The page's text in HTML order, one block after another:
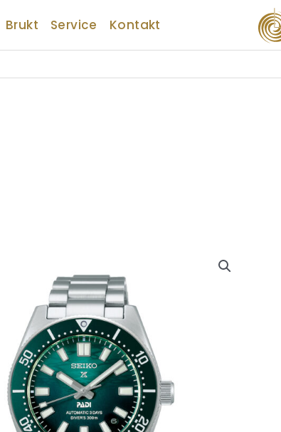
Brukt Service
Kontakt